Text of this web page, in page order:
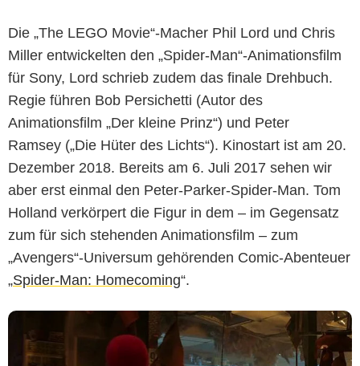
Die „The LEGO Movie“-Macher Phil Lord und Chris
Miller entwickelten den „Spider-Man“-Animationsfilm
für Sony, Lord schrieb zudem das finale Drehbuch.
Regie führen Bob Persichetti (Autor des
Animationsfilm „Der kleine Prinz“) und Peter
Ramsey („Die Hüter des Lichts“). Kinostart ist am 20.
Dezember 2018. Bereits am 6. Juli 2017 sehen wir
aber erst einmal den Peter-Parker-Spider-Man. Tom
Holland verkörpert die Figur in dem – im Gegensatz
zum für sich stehenden Animationsfilm – zum
„Avengers“-Universum gehörenden Comic-Abenteuer
„Spider-Man: Homecoming“.